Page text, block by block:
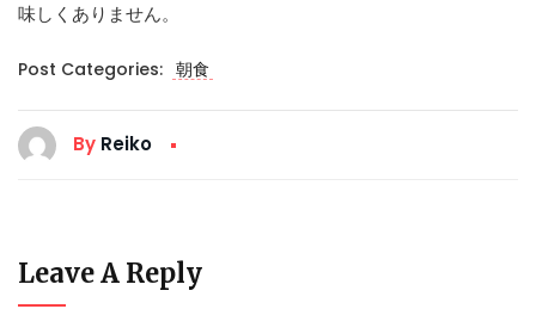
味しくありません。
Post Categories: 朝食
By Reiko
Leave A Reply